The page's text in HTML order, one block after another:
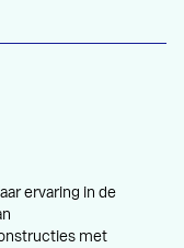
ervaring in de
met